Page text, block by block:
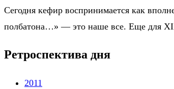
Сегодня кефир воспринимается как
полбатона…» — это наше все. Еще для
Ретроспектива дня
2011